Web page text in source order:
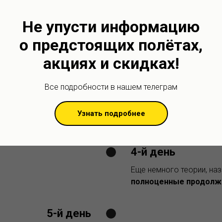
Теоретическая часть,
подготовка,вечерний
вылетов
3-й день
подготовка,первые
полёты на параплане
4-й день
Еще немного теории,
полноценные
5-й день
Не упусти информацию
о предстоящих полётах,
акциях и скидках!
Все подробности в нашем телеграм
Узнать подробнее